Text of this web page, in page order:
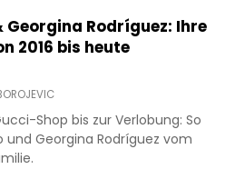
Rodríguez: Ihre
2016 bis heute
Shop bis zur Verlobung: So
und Georgina Rodríguez vom